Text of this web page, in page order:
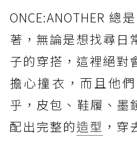
ONCE:ANOTHER 總
著，無論是想找尋日
子的穿搭，這裡絕對
擔心撞衣，而且他
乎，皮包、鞋履、墨
配出完整的造型 ，穿